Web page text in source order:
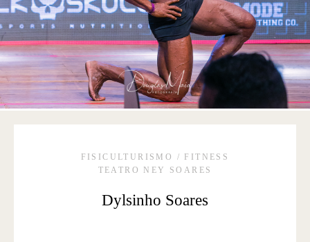
FISICULTURISMO / FITNESS
TEATRO NEY SOARES
Dylsinho Soares